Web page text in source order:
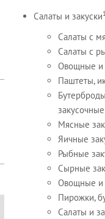
Салаты и закуски
Салаты с
Салаты с
Овощные и
Паштеты,
Мясные
Яичные
Рыбные
Сырные
Овощные и
Пирожки,
Салаты и